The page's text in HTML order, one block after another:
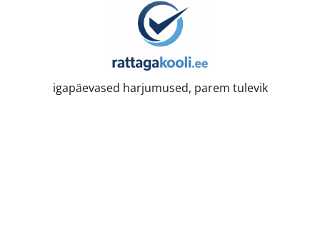
igapäevased harjumused, parem tulevik